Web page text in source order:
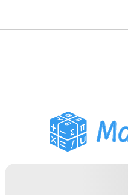
Assistant Devoirs PDF
Outils d'étude